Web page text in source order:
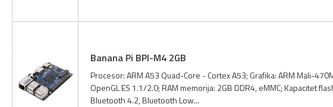
Banana Pi BPI-M4 2GB
Procesor: ARM A53 Quad-Core - Cortex A53; Grafika: ARM Mali-
OpenGL ES 1.1/2.0; RAM memorija: 2GB DDR4, eMMC; Kapacitet
Bluetooth 4.2, Bluetooth Low...